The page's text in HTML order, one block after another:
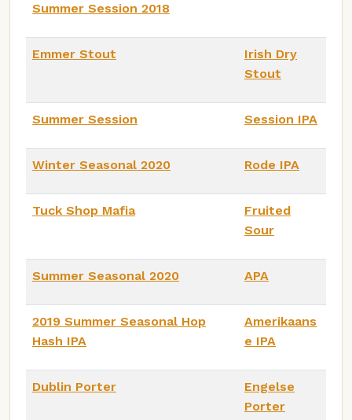
Summer Session 2018
Emmer Stout
Irish Dry
Stout
Summer Session Session IPA
Winter Seasonal 2020 Rode IPA
Tuck Shop Mafia
Fruited
Sour
Summer Seasonal 2020 APA
2019 Summer Seasonal Hop
Hash IPA
Amerikaans
e IPA
Dublin Porter
Engelse
Porter